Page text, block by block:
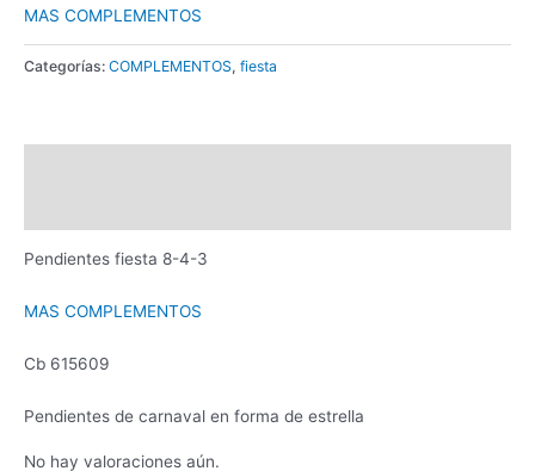
MAS COMPLEMENTOS
Categorías: COMPLEMENTOS, fiesta
Pendientes fiesta 8-4-3
MAS COMPLEMENTOS
Cb 615609
Pendientes de carnaval en forma de estrella
No hay valoraciones aún.